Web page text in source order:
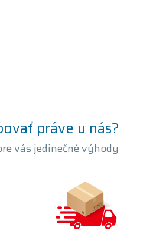
práve u nás?
vás jedinečné výhody